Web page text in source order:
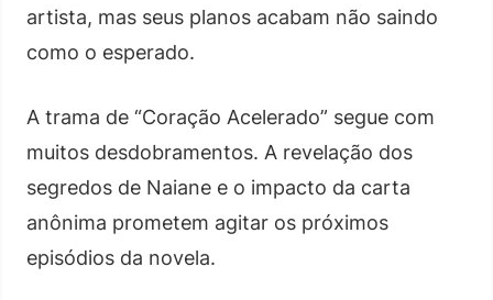
artista, mas seus planos acabam não saindo
como o esperado.
A trama de “Coração Acelerado” segue com
muitos desdobramentos. A revelação dos
segredos de Naiane e o impacto da carta
anônima prometem agitar os próximos
episódios da novela.